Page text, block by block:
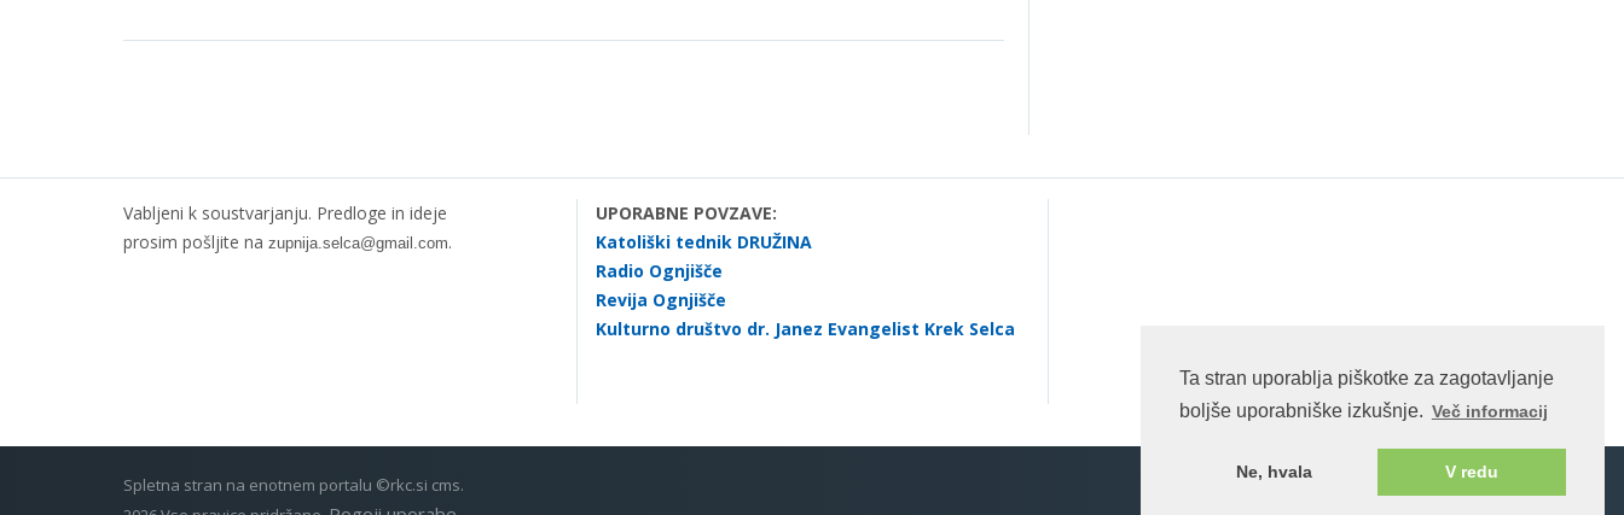
Ta stran uporablja piškotke za zagotavljanje
boljše uporabniške izkušnje. Več informacij
Ne, hvala V redu
Vabljeni k soustvarjanju. Predloge in ideje
prosim pošljite na zupnija.selca@gmail.com.
UPORABNE POVZAVE:
Katoliški tednik DRUŽINA
Radio Ognjišče
Revija Ognjišče
Kulturno društvo dr. Janez Evangelist Krek Selca
Spletna stran na enotnem portalu ©rkc.si cms.
Katoliška Cerkev v Sloveniji Bogoslužje Cerkve